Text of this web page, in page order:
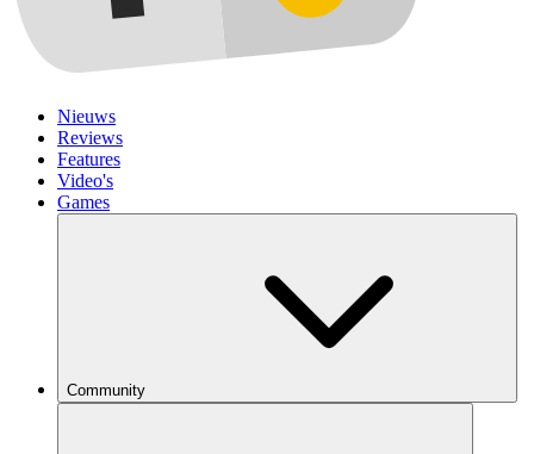
Nieuws
Reviews
Features
Video's
Games
Community